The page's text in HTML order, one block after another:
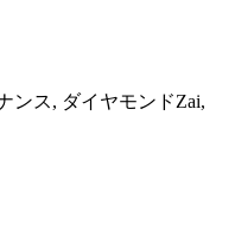
ンス, ダイヤモンドZai,